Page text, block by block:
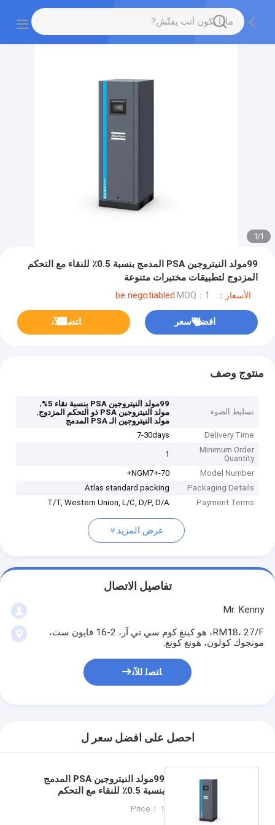
1
/
1
99مولد النيتروجين PSA المدمج بنسبة 0.5٪ للنقاء مع التحكم
المزدوج لتطبيقات مختبرات متنوعة
الأسعار：be negotiabled MOQ：1
افضل سعر ﺎﺘﺼﻟ ﺍﻶﻧ
منتوج وصف
تسليط الضوء
99مولد النيتروجين PSA بنسبة نقاء 5%
,
مولد النيتروجين PSA ذو التحكم المزدوج
,
مولد النيتروجين الـ PSA المدمج
Delivery Time
7-30days
Minimum Order
Quantity
1
Model Number
NGM7+-70+
Packaging Details
Atlas standard packing
Payment Terms
T/T, Western Union, L/C, D/P, D/A
عرض المزيد
تفاصيل الاتصال
Mr. Kenny
RM18، 27/F، هو كينغ كوم سي تي آر، 2-16 فايون ست،
مونجوك كولون، هونغ كونغ.
ﺎﺘﺼﻟ ﺍﻶﻧ
احصل على افضل سعر ل
99مولد النيتروجين PSA المدمج
بنسبة 0.5٪ للنقاء مع التحكم
Price： 1